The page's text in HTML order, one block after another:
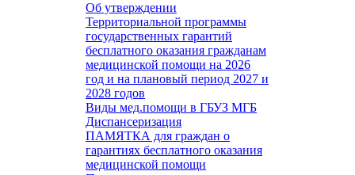
Об утверждении
Территориальной программы
государственных гарантий
бесплатного оказания гражданам
медицинской помощи на 2026
год и на плановый период 2027 и
2028 годов
Виды мед.помощи в ГБУЗ МГБ
Диспансеризация
ПАМЯТКА для граждан о
гарантиях бесплатного оказания
медицинской помощи